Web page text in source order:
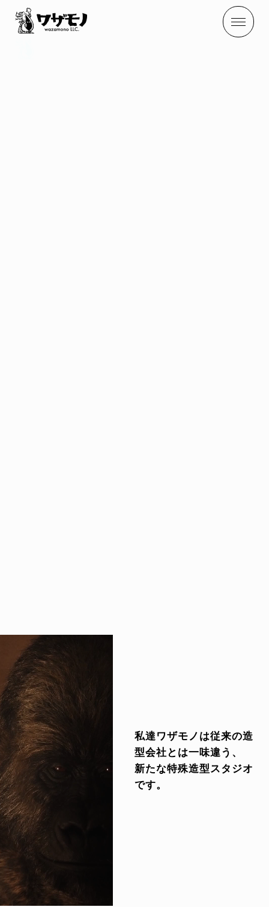
私達ワザモノは従来の造
型会社とは一味違う、
新たな特殊造型スタジオ
です。